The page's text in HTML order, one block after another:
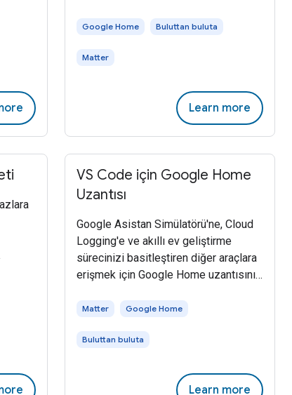
Google Home Buluttan buluta
Matter
Learn more
VS Code için Google Home
Uzantısı
Google Asistan Simülatörü'ne, Cloud
Logging'e ve akıllı ev geliştirme
sürecinizi basitleştiren diğer araçlara
erişmek için Google Home uzantısını
Matter Google Home
Buluttan buluta
Learn more